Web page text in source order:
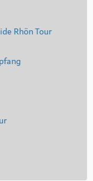
Rhön Tour